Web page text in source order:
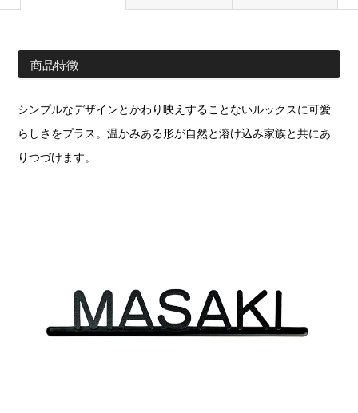
商品特徴
シンプルなデザインとかわり映えすることないルックスに可愛
らしさをプラス。温かみある形が自然と溶け込み家族と共にあ
りつづけます。